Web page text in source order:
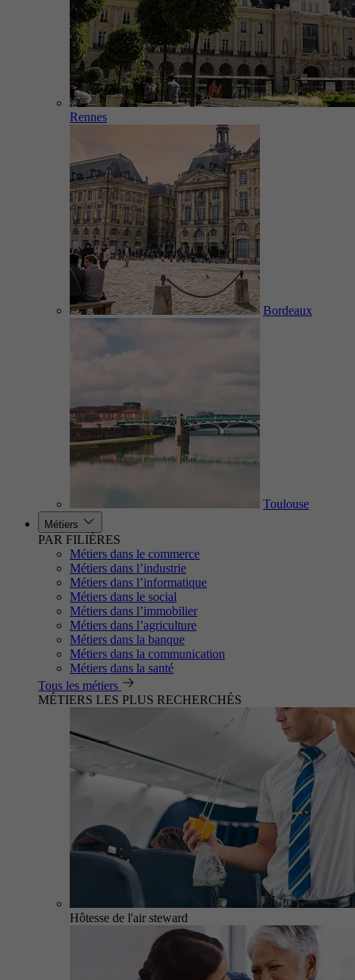
Rennes
Bordeaux
Toulouse
Métiers
PAR FILIÈRES
Métiers dans le commerce
Métiers dans l’industrie
Métiers dans l’informatique
Métiers dans le social
Métiers dans l’immobilier
Métiers dans l’agriculture
Métiers dans la banque
Métiers dans la communication
Métiers dans la santé
Tous les métiers
MÉTIERS LES PLUS RECHERCHÉS
Hôtesse de l'air steward